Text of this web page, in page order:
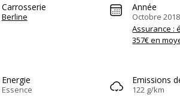
Carrosserie
Berline
Année
Octobre 2018
Assurance :
357€ en
Energie
Essence
Emissions
122 g/km